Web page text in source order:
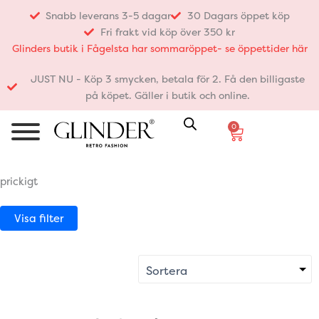
innehåll
Snabb leverans 3-5 dagar
30 Dagars öppet köp
Fri frakt vid köp över 350 kr
Glinders butik i Fågelsta har sommaröppet- se öppettider här
JUST NU - Köp 3 smycken, betala för 2. Få den billigaste
på köpet. Gäller i butik och online.
0
Varukorg
prickigt
Visa filter